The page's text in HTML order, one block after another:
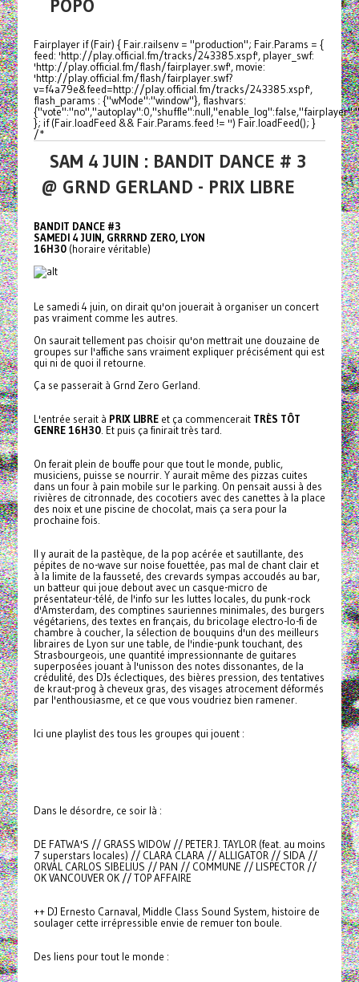
POPO
Fairplayer if (Fair) { Fair.railsenv = "production"; Fair.Params = {
feed: 'http://play.official.fm/tracks/243385.xspf', player_swf:
'http://play.official.fm/flash/fairplayer.swf', movie:
'http://play.official.fm/flash/fairplayer.swf?
v=f4a79e&feed=http://play.official.fm/tracks/243385.xspf',
flash_params : {"wMode":"window"}, flashvars:
}; if (Fair.loadFeed && Fair.Params.feed != '') Fair.loadFeed(); }
/*
SAM 4 JUIN : BANDIT DANCE # 3
@ GRND GERLAND - PRIX LIBRE
BANDIT DANCE #3
SAMEDI 4 JUIN, GRRRND ZERO, LYON
16H30(horaire véritable)
Le samedi 4 juin, on dirait qu'on jouerait à organiser un concert
pas vraiment comme les autres.
On saurait tellement pas choisir qu'on mettrait une douzaine de
groupes sur l'affiche sans vraiment expliquer précisément qui est
qui ni de quoi il retourne.
Ça se passerait à Grnd Zero Gerland.
L'entrée serait à PRIX LIBREet ça commencerait TRÈS TÔT
GENRE 16H30. Et puis ça finirait très tard.
On ferait plein de bouffe pour que tout le monde, public,
musiciens, puisse se nourrir. Y aurait même des pizzas cuites
dans un four à pain mobile sur le parking. On pensait aussi à des
rivières de citronnade, des cocotiers avec des canettes à la place
des noix et une piscine de chocolat, mais ça sera pour la
prochaine fois.
Il y aurait de la pastèque, de la pop acérée et sautillante, des
pépites de no-wave sur noise fouettée, pas mal de chant clair et
à la limite de la fausseté, des crevards sympas accoudés au bar,
un batteur qui joue debout avec un casque-micro de
présentateur-télé, de l'info sur les luttes locales, du punk-rock
d'Amsterdam, des comptines sauriennes minimales, des burgers
végétariens, des textes en français, du bricolage electro-lo-fi de
chambre à coucher, la sélection de bouquins d'un des meilleurs
libraires de Lyon sur une table, de l'indie-punk touchant, des
Strasbourgeois, une quantité impressionnante de guitares
superposées jouant à l'unisson des notes dissonantes, de la
crédulité, des DJs éclectiques, des bières pression, des tentatives
de kraut-prog à cheveux gras, des visages atrocement déformés
par l'enthousiasme, et ce que vous voudriez bien ramener.
Ici une playlist des tous les groupes qui jouent :
Dans le désordre, ce soir là :
DE FATWA'S // GRASS WIDOW // PETER J. TAYLOR (feat. au moins
7 superstars locales) // CLARA CLARA // ALLIGATOR // SIDA //
ORVAL CARLOS SIBELIUS // PAN // COMMUNE // LISPECTOR //
OK VANCOUVER OK // TOP AFFAIRE
++ DJ Ernesto Carnaval, Middle Class Sound System, histoire de
soulager cette irrépressible envie de remuer ton boule.
Des liens pour tout le monde :